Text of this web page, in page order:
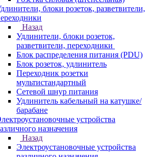
блоки розеток, разветвители,
Назад
Удлинители, блоки розеток,
разветвители, переходники
Блок распределения питания (PDU)
Блок розеток, удлинитель
Переходник розетки
мультистандартный
Сетевой шнур питания
Удлинитель кабельный на катушке/
барабане
устройства
назначения
Назад
Электроустановочные устройства